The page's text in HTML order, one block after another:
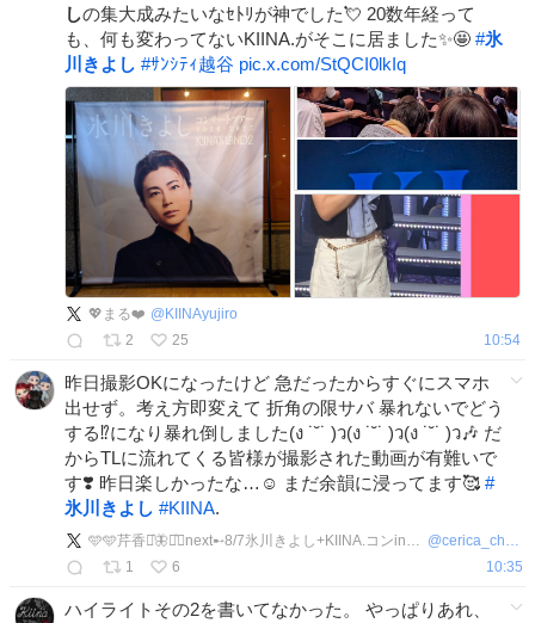
しの集大成みたいなｾﾄﾘが神でした💘 20数年経って
も、何も変わってないKIINA.がそこに居ました✨🤩 #氷
川きよし #ｻﾝｼﾃｨ越谷 pic.x.com/StQCI0lkIq
💖まる❤️ @ KIINAyujiro
2
25 10:54
昨日撮影OKになったけど 急だったからすぐにスマホ
出せず。考え方即変えて 折角の限サバ 暴れないでどう
する⁉️になり暴れ倒しました(ง ˙˘˙ )ว(ง ˙˘˙ )ว(ง ˙˘˙ )ว🎶 だ
からTLに流れてくる皆様が撮影された動画が有難いで
す❣️ 昨日楽しかったな…☺️ まだ余韻に浸ってます🥰 #
氷川きよし #KIINA.
️🩵️🩵芹香️⋆͛🦋⋆͛～next➸8/7氷川きよし+KIINA.コンin越谷💖 @cerica_chang
1
6 10:35
ハイライトその2を書いてなかった。 やっぱりあれ、